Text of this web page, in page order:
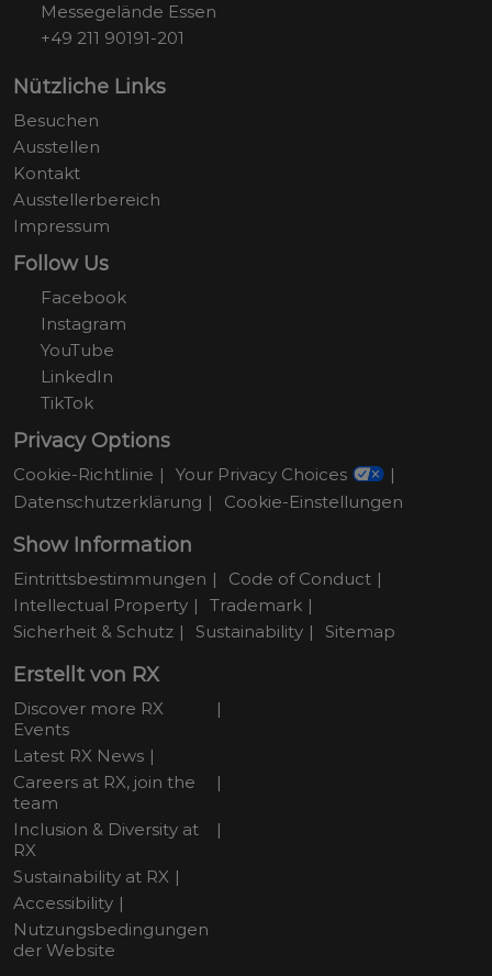
Messegelände Essen
+49 211 90191-201
Nützliche Links
Besuchen
Ausstellen
Kontakt
Ausstellerbereich
Impressum
Follow Us
Facebook
Instagram
YouTube
LinkedIn
TikTok
Privacy Options
Cookie-Richtlinie
Your Privacy Choices
Datenschutzerklärung
Cookie-Einstellungen
Show Information
Eintrittsbestimmungen
Code of Conduct
Intellectual Property
Trademark
Sicherheit & Schutz
Sustainability Sitemap
Erstellt von RX
Discover more RX
Events
Latest RX News
Careers at RX, join the
team
Inclusion & Diversity at
RX
Sustainability at RX
Accessibility
Nutzungsbedingungen
der Website